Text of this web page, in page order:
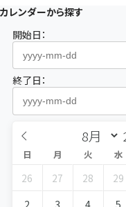
カレンダーから探す
開始日：
終了日：
日 月 火 水
26 27 28 29
2
3 4 5